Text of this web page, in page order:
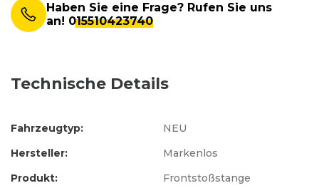
Haben Sie eine Frage? Rufen Sie uns
an! 015510423740
Technische Details
Hersteller:
Markenlos
Produkt:
Frontstoßstange
Fahrzeugtyp: NEU